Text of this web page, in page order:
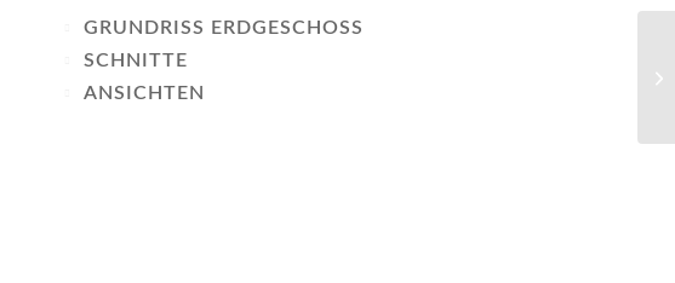
GRUNDRISS ERDGESCHOSS
SCHNITTE
ANSICHTEN